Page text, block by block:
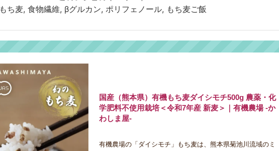
もち麦, 食物繊維, βグルカン, ポリフェノール, もち麦ご飯
国産（熊本県）有機もち麦ダイシモチ500g 農薬・化
学肥料不使用栽培＜令和7年産 新麦＞｜有機農場 -か
わしま屋-
有機農場の「ダイシモチ」もち麦は、熊本県菊池川流域のミ